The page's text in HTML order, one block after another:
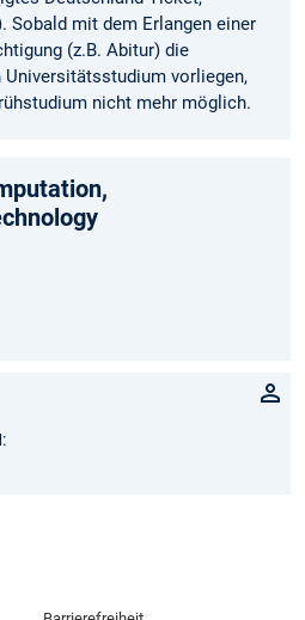
Sobald mit dem Erlangen einer
(z.B. Abitur) die
vorliegen,
nicht mehr möglich.